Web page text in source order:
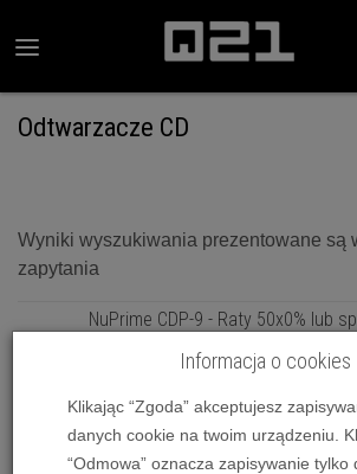
Odtwarzacze CD
Wyniki wyszukiwania prezentowane są
zapytania
NuPrime CDP-9 - Raty 50x0% lub
NuPrime CDT-10 - Raty 50x0% lub
Dostawa 0 zł!
8 995,00 zł
Informacja o cookies
Klikając “Zgoda” akceptujesz
danych cookie na twoim urządzeniu.
“Odmowa” oznacza zapisywanie tylko